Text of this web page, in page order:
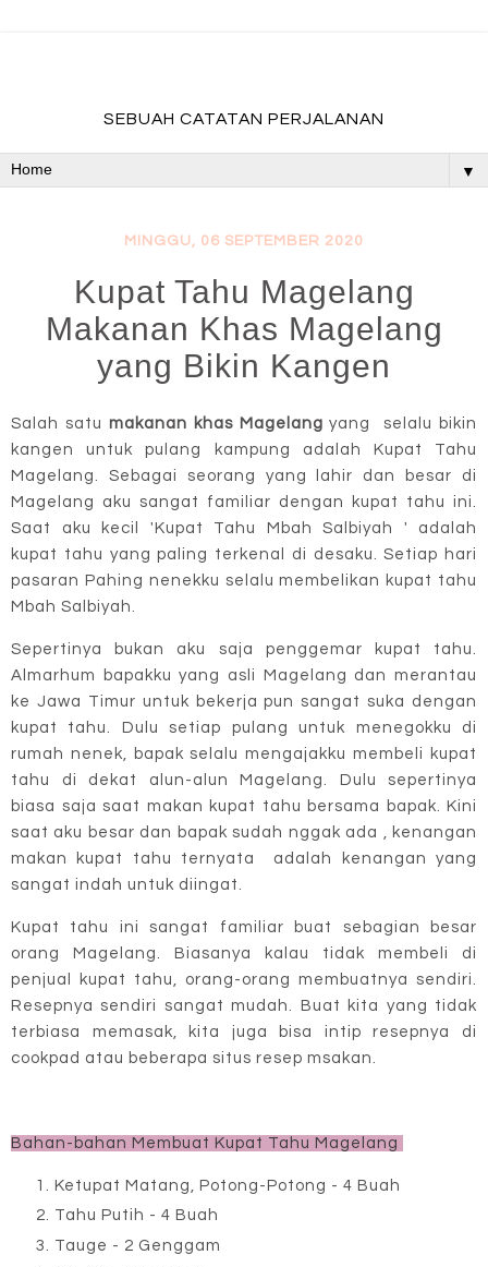
SEBUAH CATATAN PERJALANAN
▼
MINGGU, 06 SEPTEMBER 2020
Kupat Tahu Magelang
Makanan Khas Magelang
yang Bikin Kangen
Salah satu makanan khas Magelang yang selalu bikin
kangen untuk pulang kampung adalah Kupat Tahu
Magelang. Sebagai seorang yang lahir dan besar di
Magelang aku sangat familiar dengan kupat tahu ini.
Saat aku kecil 'Kupat Tahu Mbah Salbiyah ' adalah
kupat tahu yang paling terkenal di desaku. Setiap hari
pasaran Pahing nenekku selalu membelikan kupat tahu
Mbah Salbiyah.
Sepertinya bukan aku saja penggemar kupat tahu.
Almarhum bapakku yang asli Magelang dan merantau
ke Jawa Timur untuk bekerja pun sangat suka dengan
kupat tahu. Dulu setiap pulang untuk menegokku di
rumah nenek, bapak selalu mengajakku membeli kupat
tahu di dekat alun-alun Magelang. Dulu sepertinya
biasa saja saat makan kupat tahu bersama bapak. Kini
saat aku besar dan bapak sudah nggak ada , kenangan
makan kupat tahu ternyata adalah kenangan yang
sangat indah untuk diingat.
Kupat tahu ini sangat familiar buat sebagian besar
orang Magelang. Biasanya kalau tidak membeli di
penjual kupat tahu, orang-orang membuatnya sendiri.
Resepnya sendiri sangat mudah. Buat kita yang tidak
terbiasa memasak, kita juga bisa intip resepnya di
cookpad atau beberapa situs resep msakan.
Bahan-bahan Membuat Kupat Tahu Magelang
Ketupat Matang, Potong-Potong - 4 Buah
Tahu Putih - 4 Buah
Tauge - 2 Genggam